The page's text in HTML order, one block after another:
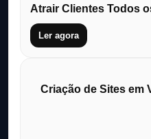
Atrair Clientes Todos
Ler agora
Criação de Sites em